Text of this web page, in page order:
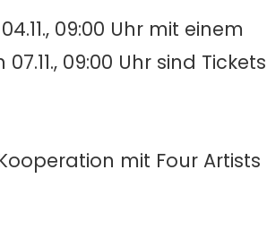
09:00 Uhr mit einem
09:00 Uhr sind Tickets
mit Four Artists